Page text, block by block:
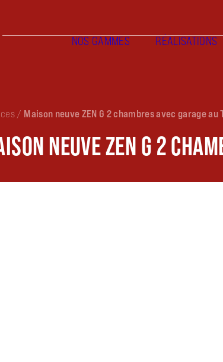
NOS GAMMES RÉALISATIONS
/ Maison neuve ZEN G 2 chambres avec garage au
NEUVE ZEN G 2